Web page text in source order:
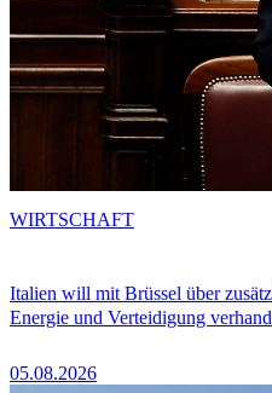
Italien will mit Brüssel über
Energie und Verteidigung
05.08.2026
WIRTSCHAFT